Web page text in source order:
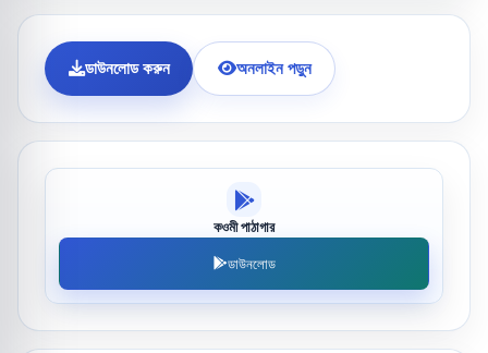
ডাউনলোড করুন অনলাইন পড়ুন
কওমী পাঠাগার
ডাউনলোড